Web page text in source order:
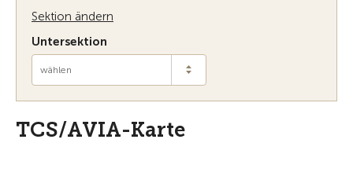
Sektion ändern
Untersektion
wählen
TCS/AVIA-Karte